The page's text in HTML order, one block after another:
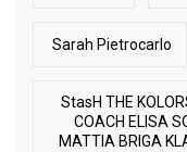
Sarah Pietrocarlo
StasH THE
COACH ELISA
MATTIA BRIGA